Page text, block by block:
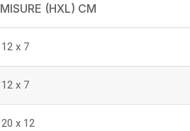
MISURE (HXL) CM
12 x 7
12 x 7
20 x 12